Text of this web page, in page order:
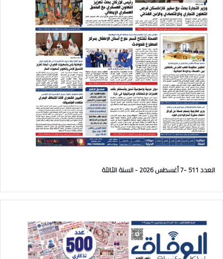
العدد 511 -7 أغسطس 2026 - السنة الثالثة